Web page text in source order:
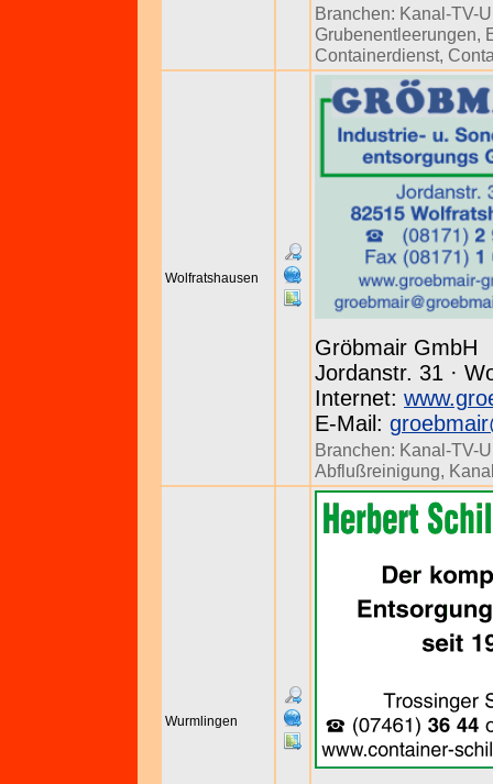
Branchen: Kanal-TV-
Grubenentleerungen,
Containerdienst,
Wolfratshausen
Gröbmair GmbH
Jordanstr. 31 ·
Internet:
E-Mail:
Branchen: Kanal-TV-
Abflußreinigung,
Wurmlingen